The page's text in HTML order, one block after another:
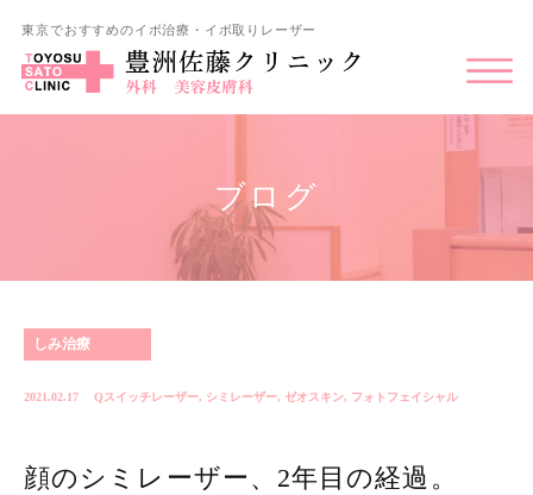
東京でおすすめのイボ治療・イボ取りレーザー
ブログ
しみ治療
2021.02.17 Qスイッチレーザー, シミレーザー, ゼオスキン, フォトフェイシャル
顔のシミレーザー、2年目の経過。